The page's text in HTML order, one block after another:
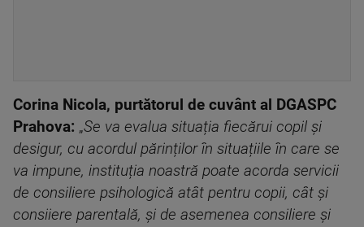
Corina Nicola, purtătorul de cuvânt al DGASPC
Prahova: „Se va evalua situația fiecărui copil și
desigur, cu acordul părinților în situațiile în care se
va impune, instituția noastră poate acorda servicii
de consiliere psihologică atât pentru copii, cât și
consiiere parentală, și de asemenea consiliere și